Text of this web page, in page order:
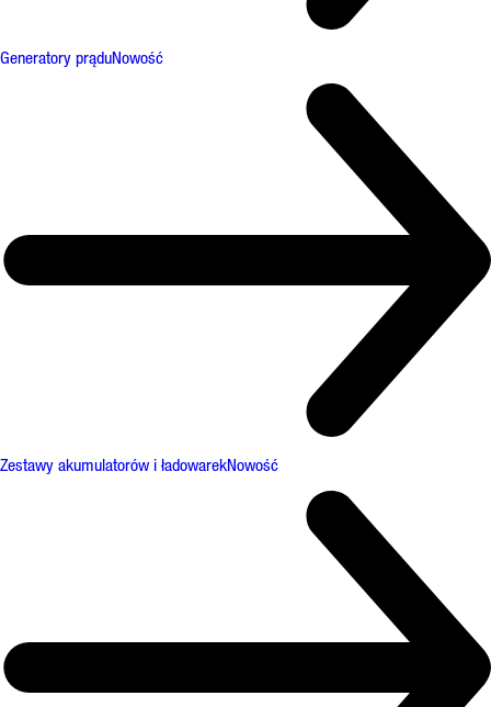
Generatory prąduNowość
Zestawy akumulatorów i ładowarekNowość